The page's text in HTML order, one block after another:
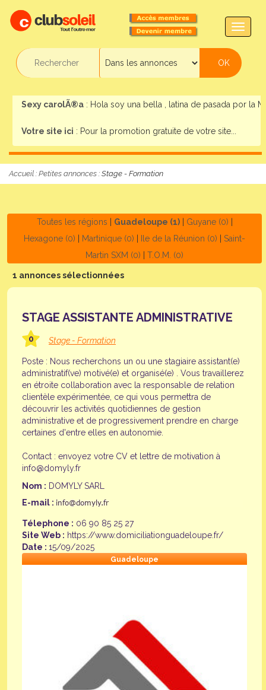
Sexy carolÃ®a : Hola soy una bella , latina de pasada por la
Votre site ici : Pour la promotion gratuite de votre site...
Accueil : Petites annonces : Stage - Formation
Toutes les régions Guadeloupe (1)| Guyane (0)
Hexagone (0)
Martinique (0) Ile de la Réunion (0) |Saint-
Martin SXM (0) |T.O.M. (0)
1 annonces sélectionnées
STAGE ASSISTANTE ADMINISTRATIVE
0 Stage - Formation
Poste : Nous recherchons un ou une stagiaire assistant(e)
administratif(ve) motivé(e) et organisé(e) . Vous travaillerez
en étroite collaboration avec la responsable de relation
clientèle expérimentée, ce qui vous permettra de
découvrir les activités quotidiennes de gestion
administrative et de progressivement prendre en charge
certaines d'entre elles en autonomie.
Contact : envoyez votre CV et lettre de motivation à
info@domyly.fr
Nom : DOMYLY SARL
E-mail :
Télephone : 06 90 85 25 27
Site Web : https://www.domiciliationguadeloupe.fr/
Date : 15/09/2025
Guadeloupe